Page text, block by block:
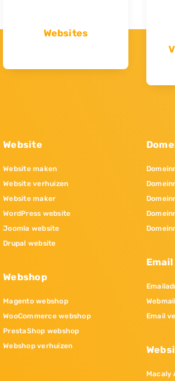
Websites
Website
Website maken
Website verhuizen
Website maker
WordPress website
Joomla website
Drupal website
Webshop
Magento webshop
WooCommerce webshop
PrestaShop webshop
Webshop verhuizen
Email
Webmail
Email
Macaly